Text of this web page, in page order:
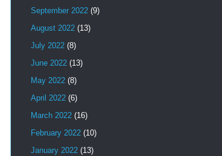
September 2022 (9)
August 2022 (13)
July 2022 (8)
June 2022 (13)
May 2022 (8)
April 2022 (6)
March 2022 (16)
February 2022 (10)
January 2022 (13)